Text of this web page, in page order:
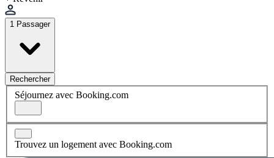
1 Passager
Rechercher
Séjournez avec Booking.com
Trouvez un logement avec Booking.com